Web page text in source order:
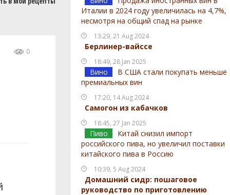
Италии в 2024 году увеличилась на 4,7%,
несмотря на общий спад на рынке
13:29, 21 Aug 2024
Берлинер-вайссе
18:49, 28 Jan 2025
Вино
В США стали покупать меньше
премиальных вин
17:20, 14 Aug 2024
Самогон из кабачков
18:45, 27 Jan 2025
Пиво
Китай снизил импорт
российского пива, но увеличил поставки
китайского пива в Россию
10:39, 5 Aug 2024
Домашний сидр: пошаговое
руководство по приготовлению
0